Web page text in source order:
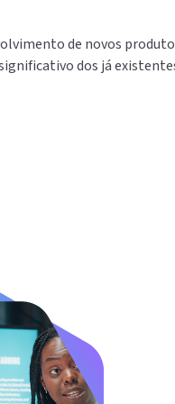
de novos
dos já